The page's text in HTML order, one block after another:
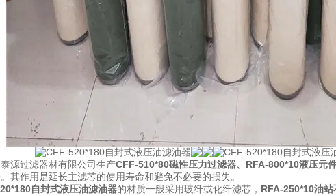
源过滤器材有限公司生产CFF-510*80磁性压力过滤器、 RFA-800*10液压元
其作用是延长主滤芯的使用寿命和避免不必要的损失。
自封式液压油滤油器的材质一般采用玻纤或化纤滤芯， RFA-250*10油